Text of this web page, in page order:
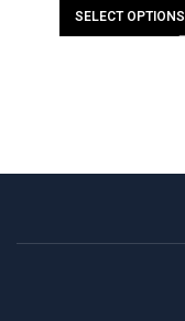
SELECT OPTIONS